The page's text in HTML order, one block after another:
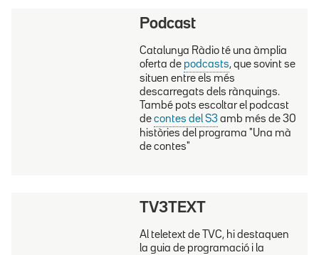
Podcast
Catalunya Ràdio té una àmplia
oferta de podcasts, que sovint se
situen entre els més
descarregats dels rànquings.
També pots escoltar el podcast
de contes del S3amb més de 30
històries del programa "Una mà
de contes"
TV3TEXT
Al teletext de TVC, hi destaquen
la guia de programació i la